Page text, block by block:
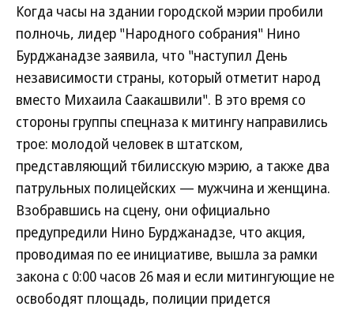
Когда часы на здании городской мэрии пробили
полночь, лидер "Народного собрания" Нино
Бурджанадзе заявила, что "наступил День
независимости страны, который отметит народ
вместо Михаила Саакашвили". В это время со
стороны группы спецназа к митингу направились
трое: молодой человек в штатском,
представляющий тбилисскую мэрию, а также два
патрульных полицейских — мужчина и женщина.
Взобравшись на сцену, они официально
предупредили Нино Бурджанадзе, что акция,
проводимая по ее инициативе, вышла за рамки
закона с 0:00 часов 26 мая и если митингующие не
освободят площадь, полиции придется